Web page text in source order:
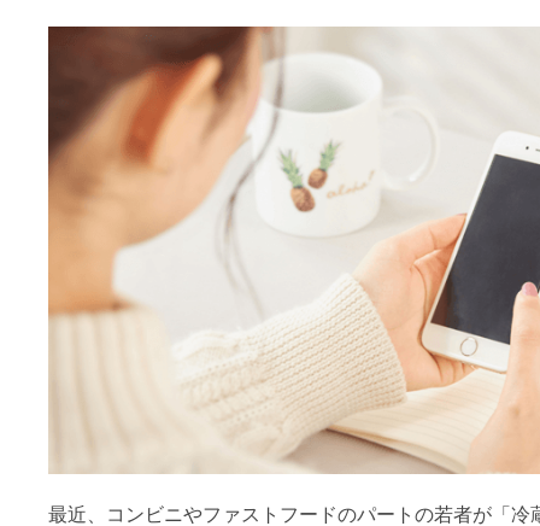
最近、コンビニやファストフードのパートの若者が「冷